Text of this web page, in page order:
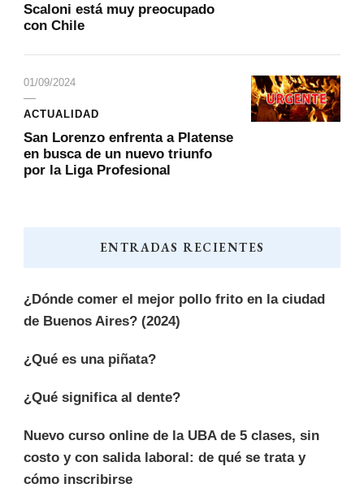
Scaloni está muy preocupado
con Chile
01/09/2024
ACTUALIDAD
San Lorenzo enfrenta a Platense
en busca de un nuevo triunfo
por la Liga Profesional
ENTRADAS RECIENTES
¿Dónde comer el mejor pollo frito en la ciudad
de Buenos Aires? (2024)
¿Qué es una piñata?
¿Qué significa al dente?
Nuevo curso online de la UBA de 5 clases, sin
costo y con salida laboral: de qué se trata y
cómo inscribirse